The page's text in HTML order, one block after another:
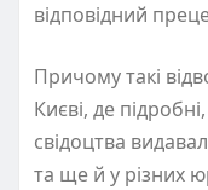
відповідний
Причому такі
Києві, де
свідоцтва
та ще й у різних